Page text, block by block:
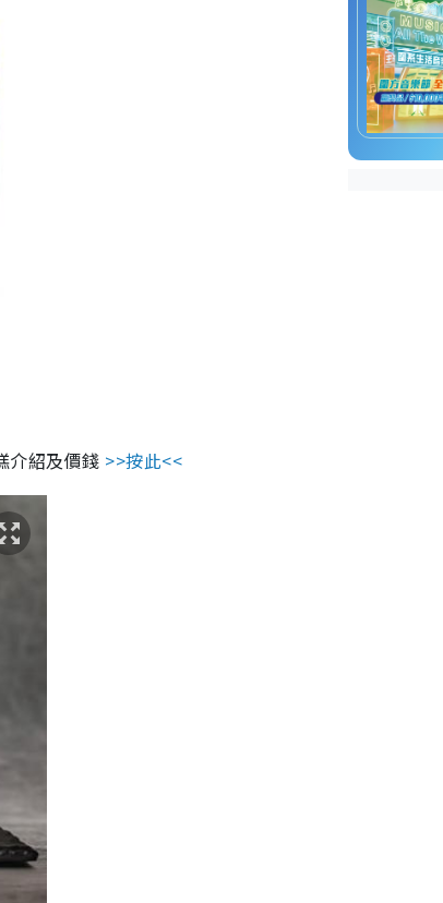
介紹及價錢 >>按此<<